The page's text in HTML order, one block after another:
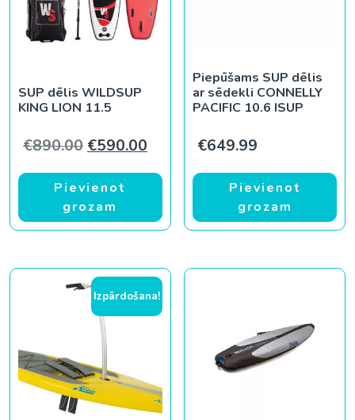
SUP dēlis WILDSUP
KING LION 11.5
€890.00 Original price was: €890.00.
€590.00 Current price is: €590.00.
Pievienot
grozam
Piepūšams SUP dēlis
ar sēdekli CONNELLY
PACIFIC 10.6 ISUP
€649.99
Pievienot
grozam
Izpārdošana!